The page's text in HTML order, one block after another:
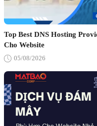
Top Best DNS Hosting
Cho Website
05/08/2026